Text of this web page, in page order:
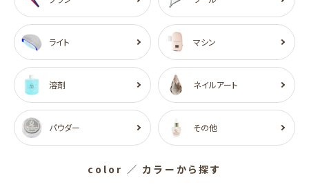
ライト マシン
溶剤 ネイルアート
パウダー その他
color ／ カラーから探す